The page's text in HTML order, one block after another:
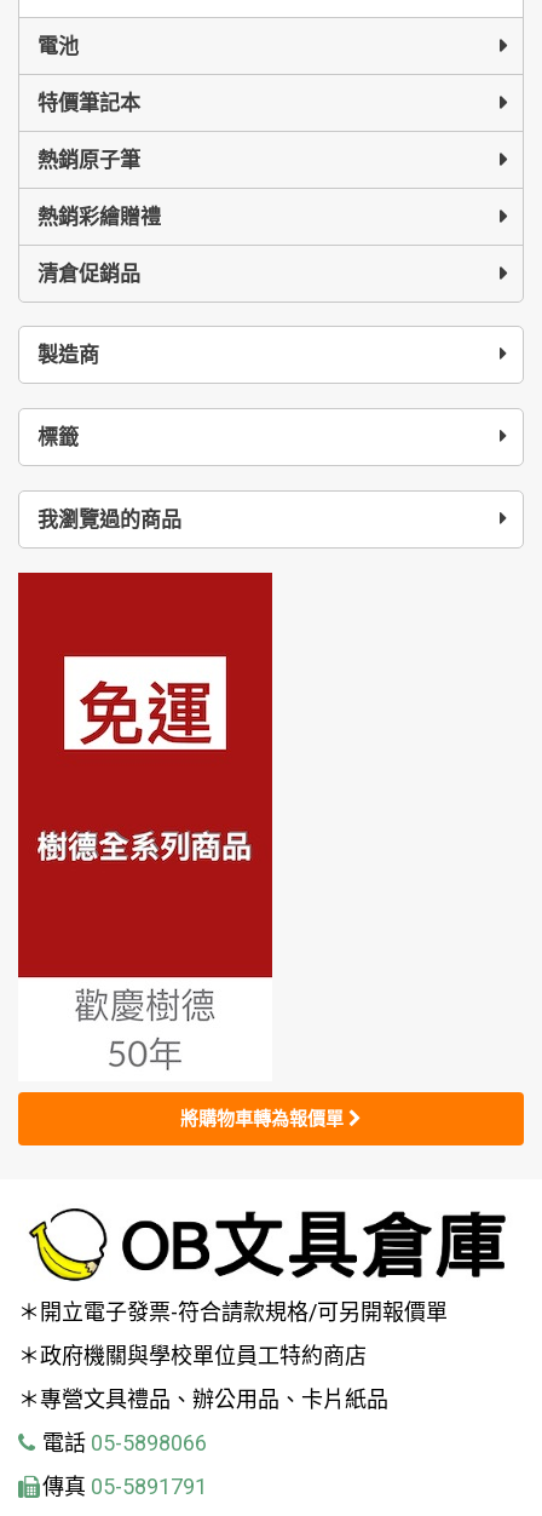
電池
特價筆記本
熱銷原子筆
熱銷彩繪贈禮
清倉促銷品
製造商
標籤
我瀏覽過的商品
將購物車轉為報價單
＊開立電子發票-符合請款規格/可另開報價單
＊政府機關與學校單位員工特約商店
＊專營文具禮品、辦公用品、卡片紙品
電話 05-5898066
傳真 05-5891791